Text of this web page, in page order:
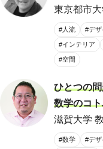
東京都市
#人流 #デザ
#インテリア
#空間
ひとつの
数学のコ
滋賀大学
#数学 #デザ